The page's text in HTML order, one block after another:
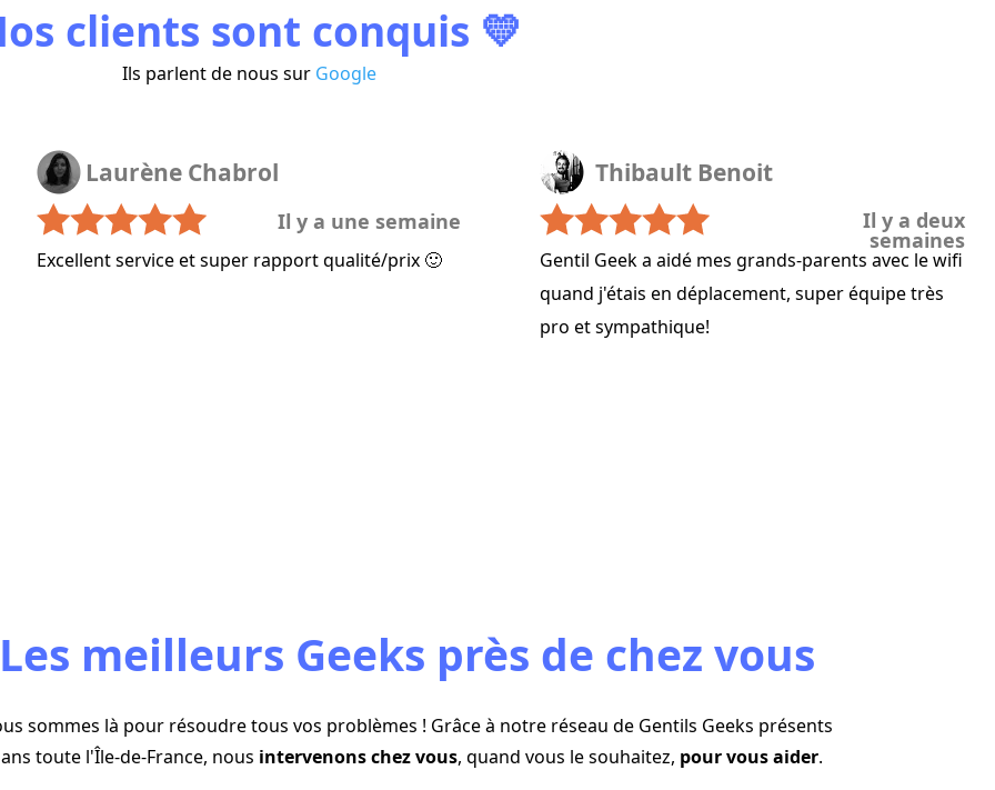
clients sont conquis 💛
Ils parlent de nous sur Google
Laurène Chabrol Thibault Benoit
Il y a une semaine Il y a deux
semaines
Excellent service et super rapport qualité/prix 🙂
Gentil Geek a aidé mes grands-parents avec le wifi
quand j'étais en déplacement, super équipe très
pro et sympathique!
Les meilleurs Geeks près de chez vous
sommes là pour résoudre tous vos problèmes ! Grâce à notre réseau de Gentils Geeks présents
toute l'Île-de-France, nous intervenons chez vous, quand vous le souhaitez, pour vous aider.